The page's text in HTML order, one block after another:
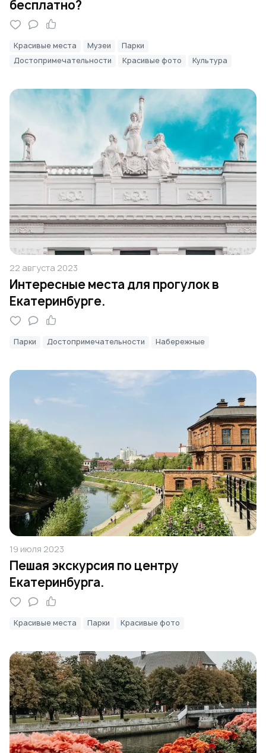
бесплатно?
Красивые места Музеи
Парки
Достопримечательности
Красивые фото Культура
22 августа 2023
Интересные места для прогулок в
Екатеринбурге.
Парки Достопримечательности Набережные
19 июля 2023
Пешая экскурсия по центру
Екатеринбурга.
Красивые места Парки Красивые фото